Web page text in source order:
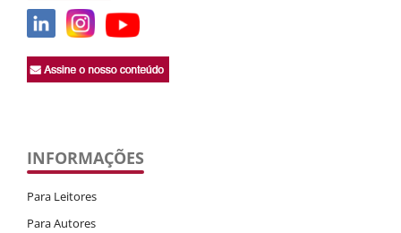
INFORMAÇÕES
Para Leitores
Para Autores